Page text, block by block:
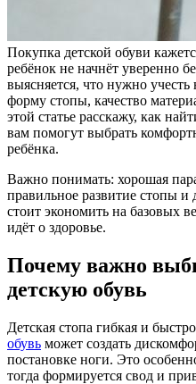
Покупка детской обуви
ребёнок не начнёт уверенно
выясняется, что нужно учесть
форму стопы, качество
этой статье расскажу, как
вам помогут выбрать
ребёнка.
Важно понимать: хорошая
правильное развитие стопы
стоит экономить на базовых
идёт о здоровье.
Почему важно
детскую обувь
Детская стопа гибкая и
обувь может создать
постановке ноги. Это
тогда формируется свод и